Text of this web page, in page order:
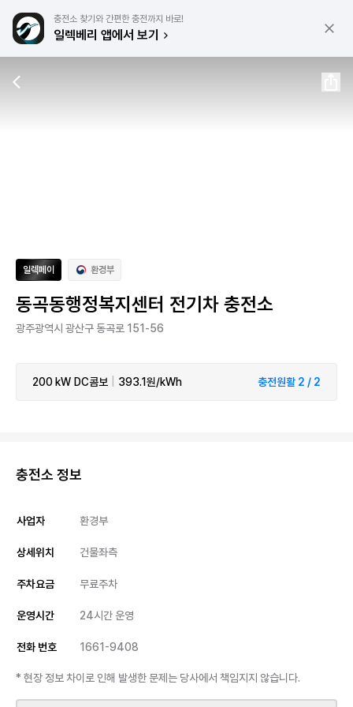
충전소 찾기와 간편한 충전까지 바로!
일렉베리 앱에서 보기
일렉페이 환경부
동곡동행정복지센터 전기차 충전소
광주광역시 광산구 동곡로 151-56
200 kW DC콤보 393.1원/kWh 충전원활 2 / 2
충전소 정보
사업자 환경부
상세위치 건물좌측
주차요금 무료주차
운영시간 24시간 운영
전화 번호 1661-9408
* 현장 정보 차이로 인해 발생한 문제는 당사에서 책임지지 않습니다.